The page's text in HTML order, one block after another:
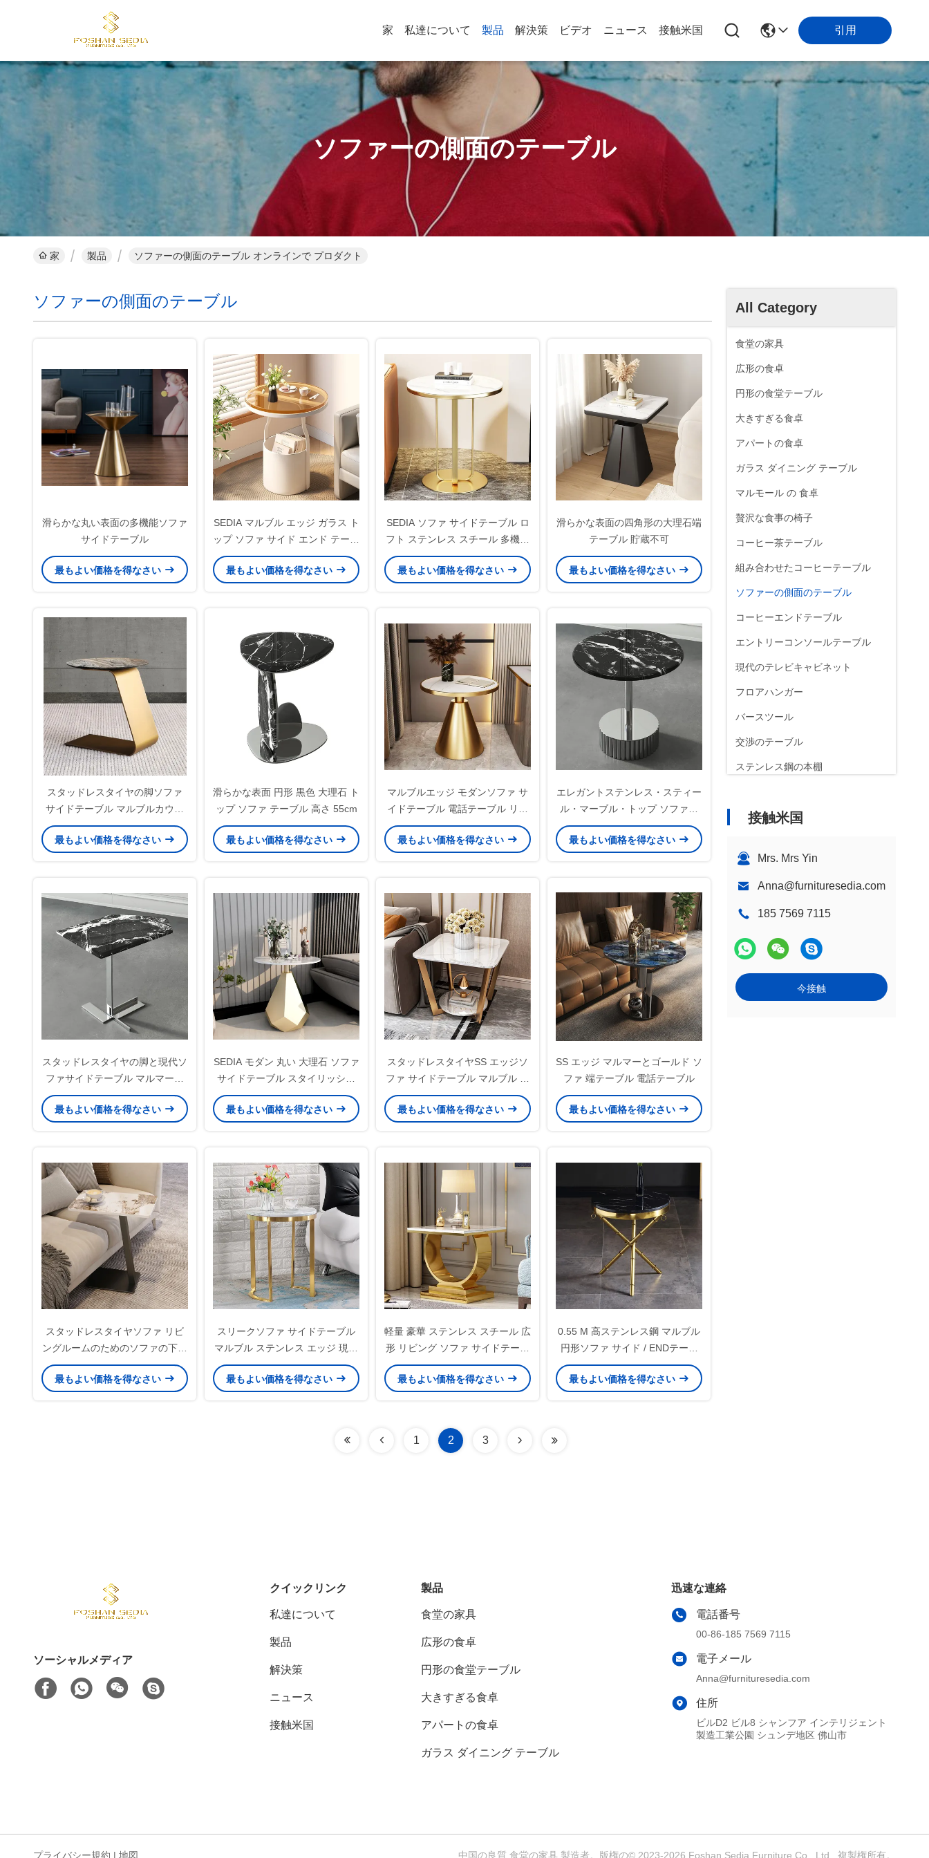
家 私達について 製品 解決策 ビデオ ニュース 接触米国 引用
ソファーの側面のテーブル
家 製品 ソファーの側面のテーブル オンラインで プロダクト
All Category
食堂の家具
広形の食卓
円形の食堂テーブル
大きすぎる食卓
アパートの食卓
ガラス ダイニング テーブル
マルモール の 食卓
贅沢な食事の椅子
コーヒー茶テーブル
組み合わせたコーヒーテーブル
ソファーの側面のテーブル
コーヒーエンドテーブル
エントリーコンソールテーブル
現代のテレビキャビネット
フロアハンガー
バースツール
交渉のテーブル
ステンレス鋼の本棚
接触米国
Mrs. Mrs Yin
Anna@furnituresedia.com
185 7569 7115
今接触
ソファーの側面のテーブル
滑らかな丸い表面の多機能ソファ
サイドテーブル
最もよい価格を得なさい
SEDIA マルブル エッジ ガラス ト
ップ ソファ サイド エンド テーブ
ル スリーク デザイン
最もよい価格を得なさい
SEDIA ソファ サイドテーブル ロ
フト ステンレス スチール 多機能
コーヒーテーブル
最もよい価格を得なさい
滑らかな表面の四角形の大理石端
テーブル 貯蔵不可
最もよい価格を得なさい
スタッドレスタイヤの脚ソファ
サイドテーブル マルブルカウン
ター トップ モダン エンドテーブ
ル
最もよい価格を得なさい
滑らかな表面 円形 黒色 大理石 ト
ップ ソファ テーブル 高さ 55cm
最もよい価格を得なさい
マルブルエッジ モダンソファ サ
イドテーブル 電話テーブル リビ
ングルーム
最もよい価格を得なさい
エレガントステンレス・スティー
ル・マーブル・トップ ソファ・
サイド・テーブル OEM ODM
最もよい価格を得なさい
スタッドレスタイヤの脚と現代ソ
ファサイドテーブル マルマーカ
ウンタートップ
最もよい価格を得なさい
SEDIA モダン 丸い 大理石 ソファ
サイドテーブル スタイリッシュ
機能的
最もよい価格を得なさい
スタッドレスタイヤSS エッジソ
ファ サイドテーブル マルブル ト
ップ 収納不可
最もよい価格を得なさい
SS エッジ マルマーとゴールド ソ
ファ 端テーブル 電話テーブル
最もよい価格を得なさい
スタッドレスタイヤソファ リビ
ングルームのためのソファの下の
サイドテーブル
最もよい価格を得なさい
スリークソファ サイドテーブル
マルブル ステンレス エッジ 現代
の端テーブル
最もよい価格を得なさい
軽量 豪華 ステンレス スチール 広
形 リビング ソファ サイドテーブ
ル
最もよい価格を得なさい
0.55 M 高ステンレス鋼 マルブル
円形ソファ サイド / ENDテーブ
ル
最もよい価格を得なさい
1 2 3
ソーシャルメディア
クイックリンク
私達について
製品
解決策
ニュース
接触米国
製品
食堂の家具
広形の食卓
円形の食堂テーブル
大きすぎる食卓
アパートの食卓
ガラス ダイニング テーブル
迅速な連絡
電話番号
00-86-185 7569 7115
電子メール
Anna@furnituresedia.com
住所
ビルD2 ビル8 シャンフア インテリジェント
製造工業公園 シュンデ地区 佛山市
プライバシー規約 | 地図 中国の良質 食堂の家具 製造者。版権の© 2023-2026 Foshan Sedia Furniture Co., Ltd . 複製権所有。